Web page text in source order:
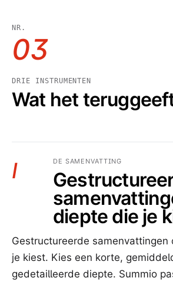
NR.
03
DRIE INSTRUMENTEN
Wat het
I DE SAMENVATTING
diepte die je
Gestructureerde samenvattingen
je kiest. Kies een korte,
gedetailleerde diepte. Summio